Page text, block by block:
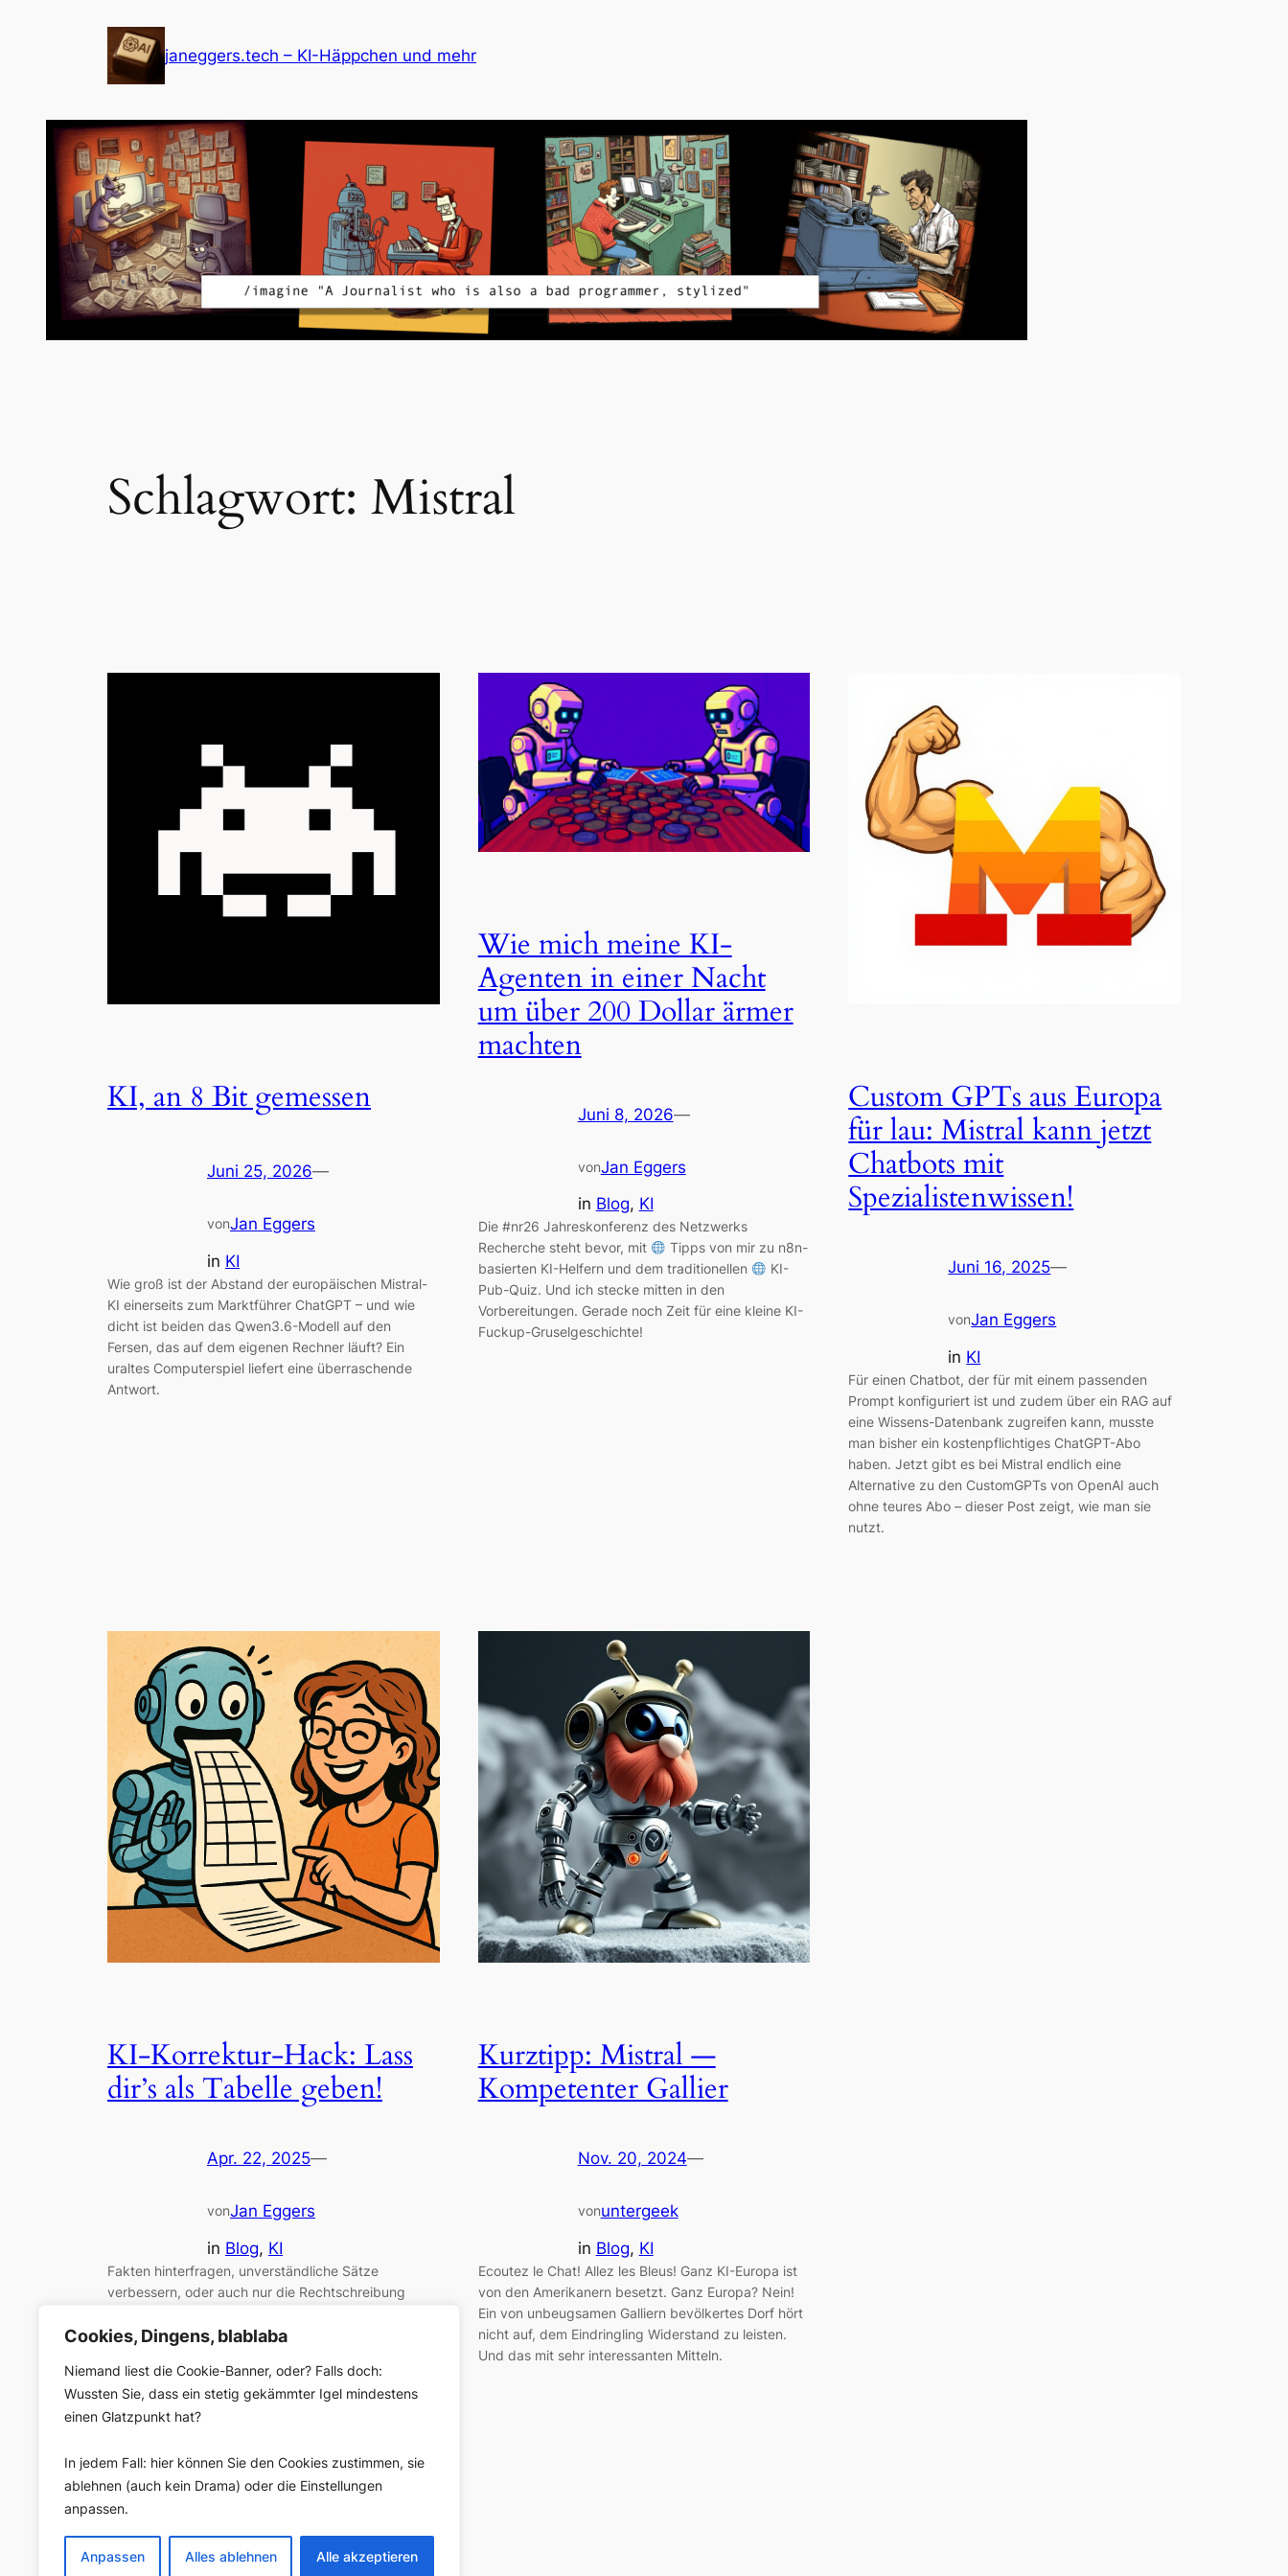
Cookies, Dingens, blablaba
Niemand liest die Cookie-Banner, oder? Falls doch:
Wussten Sie, dass ein stetig gekämmter Igel mindestens
einen Glatzpunkt hat?
In jedem Fall: hier können Sie den Cookies zustimmen, sie
ablehnen (auch kein Drama) oder die Einstellungen
anpassen.
Anpassen Alles ablehnen Alle akzeptieren
janeggers.tech – KI-Häppchen und mehr
Schlagwort: Mistral
KI, an 8 Bit gemessen
Juni 25, 2026—
vonJan Eggers
in KI
Wie groß ist der Abstand der europäischen Mistral-
KI einerseits zum Marktführer ChatGPT – und wie
dicht ist beiden das Qwen3.6-Modell auf den
Fersen, das auf dem eigenen Rechner läuft? Ein
uraltes Computerspiel liefert eine überraschende
Antwort.
Wie mich meine KI-
Agenten in einer Nacht
um über 200 Dollar ärmer
machten
Juni 8, 2026—
vonJan Eggers
in Blog, KI
Die #nr26 Jahreskonferenz des Netzwerks
Recherche steht bevor, mit
Tipps von mir zu n8n-
basierten KI-Helfern und dem traditionellen
KI-
Pub-Quiz. Und ich stecke mitten in den
Vorbereitungen. Gerade noch Zeit für eine kleine KI-
Fuckup-Gruselgeschichte!
Custom GPTs aus Europa
für lau: Mistral kann jetzt
Chatbots mit
Spezialistenwissen!
Juni 16, 2025—
vonJan Eggers
in KI
Für einen Chatbot, der für mit einem passenden
Prompt konfiguriert ist und zudem über ein RAG auf
eine Wissens-Datenbank zugreifen kann, musste
man bisher ein kostenpflichtiges ChatGPT-Abo
haben. Jetzt gibt es bei Mistral endlich eine
Alternative zu den CustomGPTs von OpenAI auch
ohne teures Abo – dieser Post zeigt, wie man sie
nutzt.
KI-Korrektur-Hack: Lass
dir’s als Tabelle geben!
Apr. 22, 2025—
vonJan Eggers
in Blog, KI
Fakten hinterfragen, unverständliche Sätze
verbessern, oder auch nur die Rechtschreibung
Davon haben wir am meisten, wenn wir eine
nutzen — die übrigens auch super ist, wenn man
den Fehlern auf die Schliche kommen will, die die KI
selber macht.
Kurztipp: Mistral —
Kompetenter Gallier
Nov. 20, 2024—
vonuntergeek
in Blog, KI
Ecoutez le Chat! Allez les Bleus! Ganz KI-Europa ist
von den Amerikanern besetzt. Ganz Europa? Nein!
Ein von unbeugsamen Galliern bevölkertes Dorf hört
nicht auf, dem Eindringling Widerstand zu leisten.
Und das mit sehr interessanten Mitteln.